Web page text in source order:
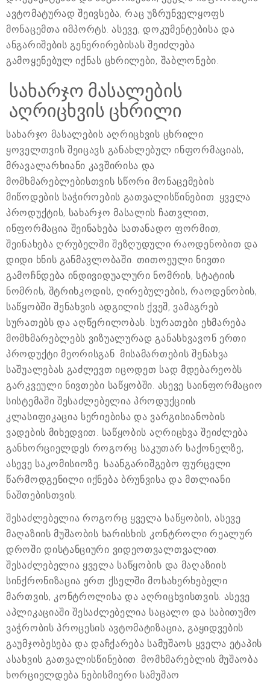
ავტომატურად შეივსება, რაც უზრუნველყოფს
მონაცემთა იმპორტს. ასევე, დოკუმენტებისა და
ანგარიშების გენერირებისას შეიძლება
გამოყენებულ იქნას ცხრილები, შაბლონები.
სახარჯო მასალების
აღრიცხვის ცხრილი
სახარჯო მასალების აღრიცხვის ცხრილი
ყოველთვის შეიცავს განახლებულ ინფორმაციას,
მრავალარხიანი კავშირისა და
მომხმარებლებისთვის სწორი მონაცემების
მიწოდების საჭიროების გათვალისწინებით. ყველა
პროდუქტის, სახარჯო მასალის ჩათვლით,
ინფორმაცია შეინახება სათანადო ფორმით,
შეინახება ღრუბელში შეზღუდული რაოდენობით და
დიდი ხნის განმავლობაში. თითოეული ნივთი
გამოჩნდება ინდივიდუალური ნომრის, სტატიის
ნომრის, შტრიხკოდის, ღირებულების, რაოდენობის,
საწყობში შენახვის ადგილის ქვეშ, ვამაგრებ
სურათებს და აღწერილობას. სურათები ეხმარება
მომხმარებლებს ვიზუალურად განასხვავონ ერთი
პროდუქტი მეორისგან. მისამართების შენახვა
საშუალებას გაძლევთ იცოდეთ სად მდებარეობს
გარკვეული ნივთები საწყობში. ასევე საინფორმაციო
სისტემაში შესაძლებელია პროდუქციის
კლასიფიკაცია სერიებისა და ვარგისიანობის
ვადების მიხედვით. საწყობის აღრიცხვა შეიძლება
განხორციელდეს როგორც საკუთარ საქონელზე,
ასევე საკომისიოზე. საანგარიშგებო ფურცელი
წარმოდგენილი იქნება ბრუნვისა და მთლიანი
ნაშთებისთვის.
შესაძლებელია როგორც ყველა საწყობის, ასევე
მაღაზიის მუშაობის ხარისხის კონტროლი რეალურ
დროში დისტანციური ვიდეოთვალთვალით.
შესაძლებელია ყველა საწყობის და მაღაზიის
სინქრონიზაცია ერთ ქსელში მოსახერხებელი
მართვის, კონტროლისა და აღრიცხვისთვის. ასევე
აპლიკაციაში შესაძლებელია საცალო და საბითუმო
ვაჭრობის პროცესის ავტომატიზაცია, გაყიდვების
გაუმჯობესება და დაჩქარება სამუშაოს ყველა ეტაპის
ასახვის გათვალისწინებით. მომხმარებლის მუშაობა
ხორციელდება ნებისმიერი სამუშაო